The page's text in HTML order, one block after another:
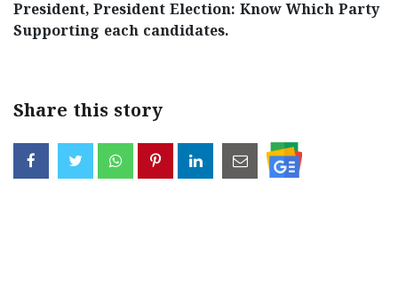
President, President Election: Know Which Party
Supporting each candidates.
Share this story